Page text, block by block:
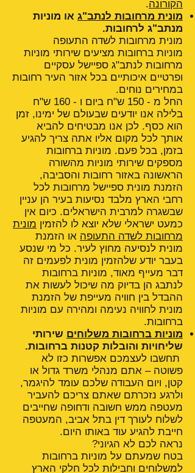
הקורונה.
מונית מרחובות לנתב"ג או מוניות
מנתב"ג לרחובות.
מונית מרחובות לשדה התעופה
מוניות ברחובות מציעים שירותי מוניות
מרחובות לנתב"ג ספיישל עסקיים
ופרטיים איכותיים בכל אזור העיר רחובות
במחירים נוחים.
החל מ - 150 ש"ח ביום ו - 160 ש"ח
בלילה אנו יודעים שבעולם של ימינו, זמן
הוא כסף. לכן אנו מבטיחים להביא
אותך לכל מקום אליו אתה צריך להגיע
בזמן, בכל פעם. מוניות ברחובות
מספקים שירותי מוניות מהשורה
הראשונה באזור רחובות והסביבה,
הזמנת מונית ספיישל מרחובות לכל
רחבי הארץ מלבד נסיעות בעיר הן עניין
שבשגרה למרבית הישראלים. כיום אין
כמעט ישראלי שלא יוצא לו להזמין מונית
מרחובות לשדה התעופה או הזמנת
מונית לנסיעה מחוץ לעיר. כל מי שנסע
בעבר יודע שלהזמין מונית לפעמים זה
דבר מעייף מאוד, מוניות ברחובות
לנתבג הן בדיוק מה שיכול לעשות את
ההבדל בין חוויה מעייפת של הזמנת
מונית לחוויה נעימה ומהירה עם מוניות
ברחובות.
מוניות ברחובות משלוחים שירותי
שליחויות והובלות קטנות ברחובות.
תחשבו לעצמכם אפשרות כזו לא
פשוטה – אתם מנהלי משרד גדול או
קטן, ויום העבודה שלכם עומד להיגמר,
ולרגע נזכרתם שאתם צריכם להעביר
מעטפה ממש חשובה ודחופה שחייבים
לשלוח לעורך דין בתל אביב, המעטפה
חייבת להגיע עוד באותו היום.
נראה לכם לא הגיוני?
בטח שמעתם על מוניות ברחובות
למשלוחים וחבילות לכל חלקי הארץ